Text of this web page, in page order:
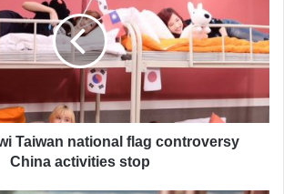
Taiwan national flag controversy
China activities stop